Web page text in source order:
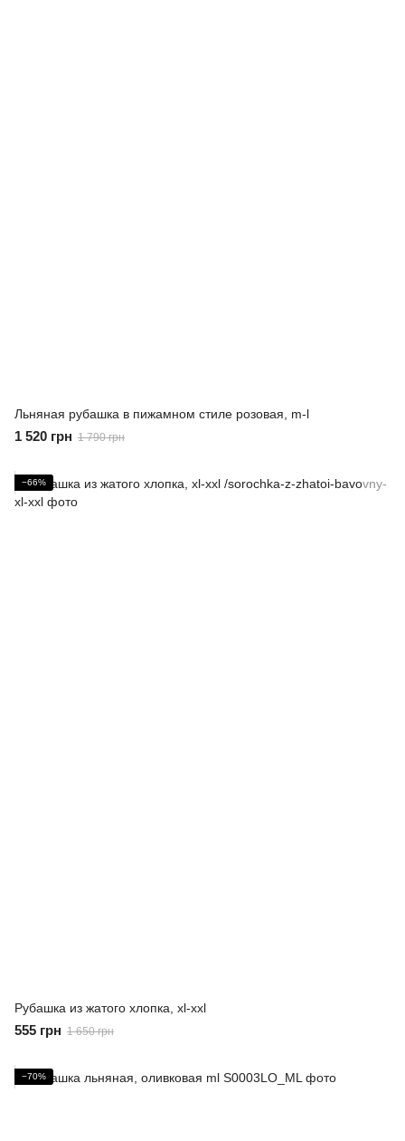
Льняная рубашка в пижамном стиле розовая, m-l
1 520 грн 1 790 грн
−66%
Рубашка из жатого хлопка, xl-xxl
555 грн 1 650 грн
−70%